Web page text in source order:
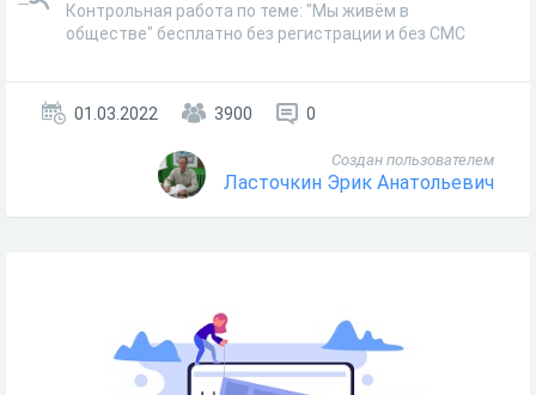
Контрольная работа по теме: "Мы живём в
обществе" бесплатно без регистрации и без СМС
01.03.2022 3900 0
Создан пользователем
Ласточкин Эрик Анатольевич